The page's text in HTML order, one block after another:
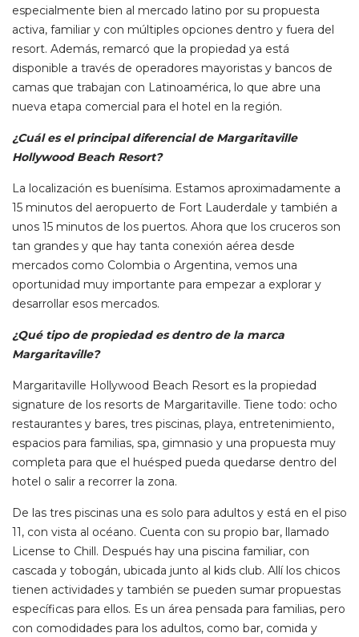
especialmente bien al mercado latino por su propuesta
activa, familiar y con múltiples opciones dentro y fuera del
resort. Además, remarcó que la propiedad ya está
disponible a través de operadores mayoristas y bancos de
camas que trabajan con Latinoamérica, lo que abre una
nueva etapa comercial para el hotel en la región.
¿Cuál es el principal diferencial de Margaritaville
Hollywood Beach Resort?
La localización es buenísima. Estamos aproximadamente a
15 minutos del aeropuerto de Fort Lauderdale y también a
unos 15 minutos de los puertos. Ahora que los cruceros son
tan grandes y que hay tanta conexión aérea desde
mercados como Colombia o Argentina, vemos una
oportunidad muy importante para empezar a explorar y
desarrollar esos mercados.
¿Qué tipo de propiedad es dentro de la marca
Margaritaville?
Margaritaville Hollywood Beach Resort es la propiedad
signature de los resorts de Margaritaville. Tiene todo: ocho
restaurantes y bares, tres piscinas, playa, entretenimiento,
espacios para familias, spa, gimnasio y una propuesta muy
completa para que el huésped pueda quedarse dentro del
hotel o salir a recorrer la zona.
De las tres piscinas una es solo para adultos y está en el piso
11, con vista al océano. Cuenta con su propio bar, llamado
License to Chill. Después hay una piscina familiar, con
cascada y tobogán, ubicada junto al kids club. Allí los chicos
tienen actividades y también se pueden sumar propuestas
específicas para ellos. Es un área pensada para familias, pero
con comodidades para los adultos, como bar, comida y